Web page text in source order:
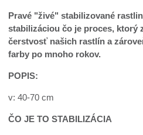
Pravé "živé" stabilizované
stabilizáciou čo je proces, ktorý
čerstvosť našich rastlín a
farby po mnoho rokov.
POPIS:
v: 40-70 cm
ČO JE TO STABILIZÁCIA